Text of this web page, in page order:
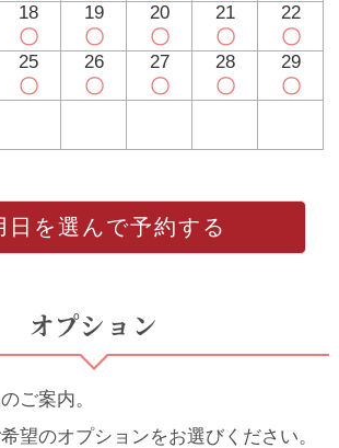
18
〇
19
〇
20
〇
21
〇
22
〇
25
〇
26
〇
27
〇
28
〇
29
〇
日を選んで予約する
オプション
ご案内。
望のオプションをお選びください。